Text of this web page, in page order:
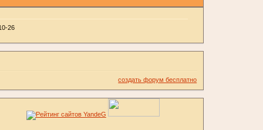
26
создать форум бесплатно